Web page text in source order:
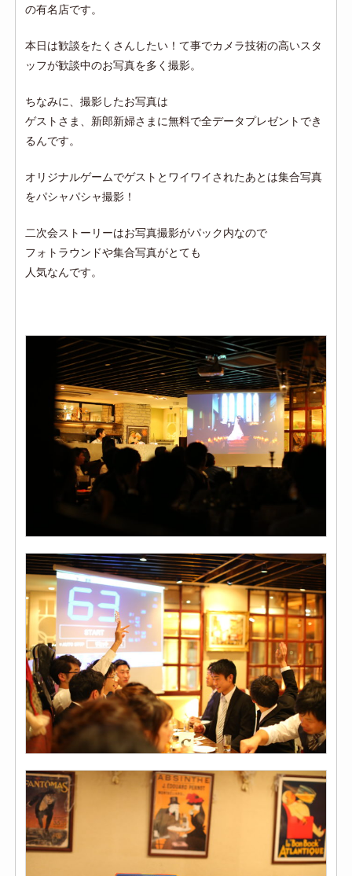
の有名店です。
本日は歓談をたくさんしたい！て事でカメラ技術の高いスタ
ッフが歓談中のお写真を多く撮影。
ちなみに、撮影したお写真は
ゲストさま、新郎新婦さまに無料で全データプレゼントでき
るんです。
オリジナルゲームでゲストとワイワイされたあとは集合写真
をパシャパシャ撮影！
二次会ストーリーはお写真撮影がパック内なので
フォトラウンドや集合写真がとても
人気なんです。